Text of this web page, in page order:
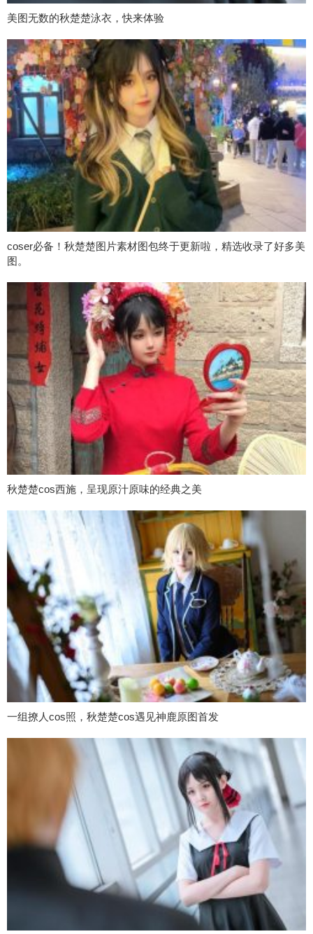
美图无数的秋楚楚泳衣，快来体验
coser必备！秋楚楚图片素材图包终于更新啦，精选收录了好多美
图。
秋楚楚cos西施，呈现原汁原味的经典之美
一组撩人cos照，秋楚楚cos遇见神鹿原图首发